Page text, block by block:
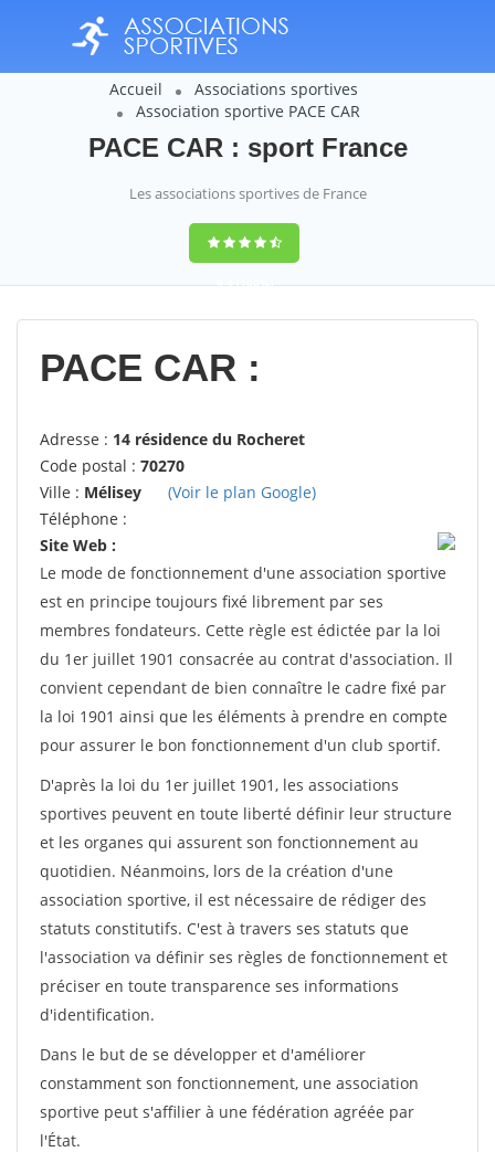
Accueil
Associations sportives
Association sportive PACE CAR
PACE CAR : sport France
Les associations sportives de France
9,4(100%)
14358votes
PACE CAR :
Adresse : 14 résidence du Rocheret
Code postal : 70270
Ville : Mélisey
(Voir le plan Google)
Téléphone :
Site Web :
Le mode de fonctionnement d'une association sportive
est en principe toujours fixé librement par ses
membres fondateurs. Cette règle est édictée par la loi
du 1er juillet 1901 consacrée au contrat d'association. Il
convient cependant de bien connaître le cadre fixé par
la loi 1901 ainsi que les éléments à prendre en compte
pour assurer le bon fonctionnement d'un club sportif.
D'après la loi du 1er juillet 1901, les associations
sportives peuvent en toute liberté définir leur structure
et les organes qui assurent son fonctionnement au
quotidien. Néanmoins, lors de la création d'une
association sportive, il est nécessaire de rédiger des
statuts constitutifs. C'est à travers ses statuts que
l'association va définir ses règles de fonctionnement et
préciser en toute transparence ses informations
d'identification.
Dans le but de se développer et d'améliorer
constamment son fonctionnement, une association
sportive peut s'affilier à une fédération agréée par
l'État.